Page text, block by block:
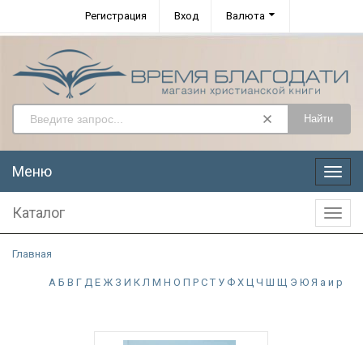
Регистрация Вход Валюта
Найти
Меню
Меню
Каталог
Главная
А Б В Г Д Е Ж З И К Л М Н О П Р С Т У Ф Х Ц Ч Ш Щ Э Ю Я а и р